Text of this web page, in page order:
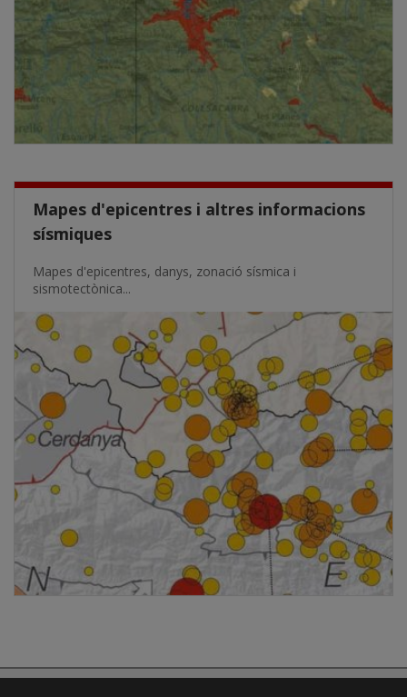
Mapes d'epicentres i altres informacions
sísmiques
Mapes d'epicentres, danys, zonació sísmica i
sismotectònica...